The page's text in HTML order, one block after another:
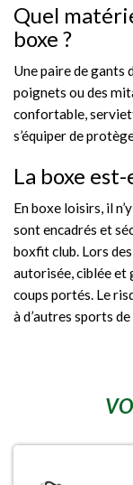
Quel
boxe ?
Une paire de gants
poignets ou des
confortable,
s’équiper de
La boxe
En boxe loisirs, il
sont encadrés et
boxfit club. Lors
autorisée, ciblée et
coups portés. Le
à d’autres sports